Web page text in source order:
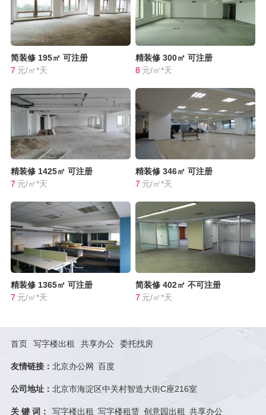
简装修 195㎡ 可注册
7 元/㎡*天
精装修 300㎡ 可注册
8 元/㎡*天
精装修 1425㎡ 可注册
7 元/㎡*天
精装修 346㎡ 可注册
7 元/㎡*天
精装修 1365㎡ 可注册
7 元/㎡*天
简装修 402㎡ 不可注册
7 元/㎡*天
首页 写字楼出租 共享办公 委托找房
友情链接： 北京办公网 百度
公司地址： 北京市海淀区中关村智造大街C座216室
关 键 词： 写字楼出租 写字楼租赁 创意园出租 共享办公